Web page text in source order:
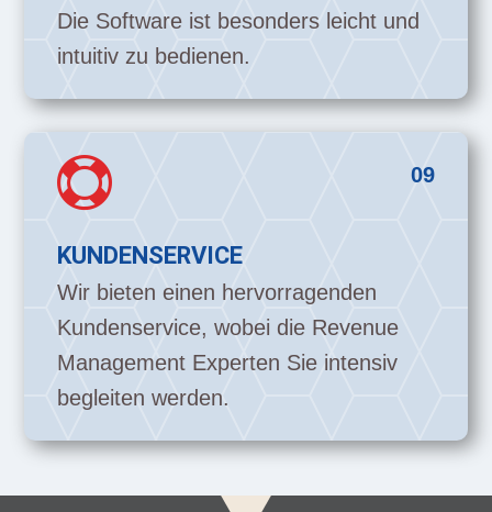
Die Software ist besonders leicht und
intuitiv zu bedienen.
09

KUNDENSERVICE
Wir bieten einen hervorragenden
Kundenservice, wobei die Revenue
Management Experten Sie intensiv
begleiten werden.